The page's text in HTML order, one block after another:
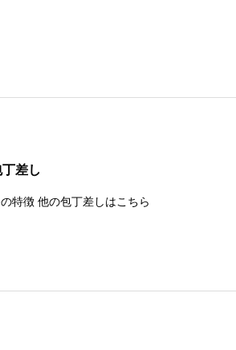
差し
特徴 他の包丁差しはこちら